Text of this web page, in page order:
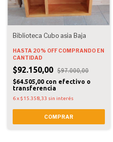
Biblioteca Cubo asia Baja
HASTA 20% OFF COMPRANDO EN
CANTIDAD
$92.150,00
$97.000,00
$64.505,00 con efectivo o
transferencia
6x$15.358,33 sin interés
COMPRAR